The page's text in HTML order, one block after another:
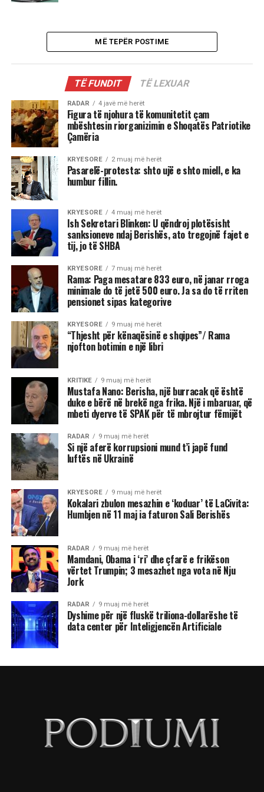
MË TEPËR POSTIME
TË FUNDIT TË LEXUAR
RADAR 4 javë më herët
Figura të njohura të komunitetit çam
mbështesin riorganizimin e Shoqatës Patriotike
Çamëria
KRYESORE 2 muaj më herët
Pasarelë-protesta: shto ujë e shto miell, e ka
humbur fillin.
KRYESORE 4 muaj më herët
Ish Sekretari Blinken: U qëndroj plotësisht
sanksioneve ndaj Berishës, ato tregojnë fajet e
tij, jo të SHBA
KRYESORE 7 muaj më herët
Rama: Paga mesatare 833 euro, në janar rroga
minimale do të jetë 500 euro. Ja sa do të rriten
pensionet sipas kategorive
KRYESORE 9 muaj më herët
“Thjesht për kënaqësinë e shqipes”/ Rama
njofton botimin e një libri
KRITIKE 9 muaj më herët
Mustafa Nano: Berisha, një burracak që është
duke e bërë në brekë nga frika. Një i mbaruar, që
mbeti dyerve të SPAK për të mbrojtur fëmijët
RADAR 9 muaj më herët
Si një aferë korrupsioni mund t’i japë fund
luftës në Ukrainë
KRYESORE 9 muaj më herët
Kokalari zbulon mesazhin e ‘koduar’ të LaCivita:
Humbjen në 11 maj ia faturon Sali Berishës
RADAR 9 muaj më herët
Mamdani, Obama i ‘ri’ dhe çfarë e frikëson
vërtet Trumpin; 3 mesazhet nga vota në Nju
Jork
RADAR 9 muaj më herët
Dyshime për një fluskë triliona-dollarëshe të
data center për Inteligjencën Artificiale